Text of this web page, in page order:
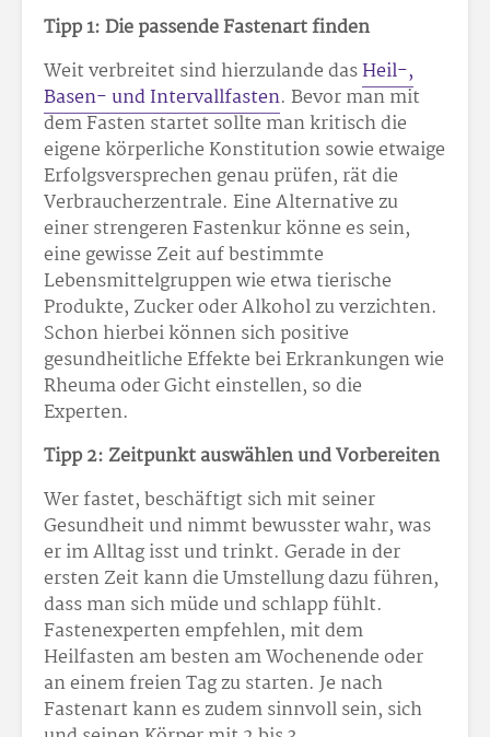
Tipp 1: Die passende Fastenart finden
Weit verbreitet sind hierzulande dasHeil-,
Basen- und Intervallfasten. Bevor man mit
dem Fasten startet sollte man kritisch die
eigene körperliche Konstitution sowie etwaige
Erfolgsversprechen genau prüfen, rät die
Verbraucherzentrale. Eine Alternative zu
einer strengeren Fastenkur könne es sein,
eine gewisse Zeit auf bestimmte
Lebensmittelgruppen wie etwa tierische
Produkte, Zucker oder Alkohol zu verzichten.
Schon hierbei können sich positive
gesundheitliche Effekte bei Erkrankungen wie
Rheuma oder Gicht einstellen, so die
Experten.
Tipp 2: Zeitpunkt auswählen und Vorbereiten
Wer fastet, beschäftigt sich mit seiner
Gesundheit und nimmt bewusster wahr, was
er im Alltag isst und trinkt. Gerade in der
ersten Zeit kann die Umstellung dazu führen,
dass man sich müde und schlapp fühlt.
Fastenexperten empfehlen, mit dem
Heilfasten am besten am Wochenende oder
an einem freien Tag zu starten. Je nach
Fastenart kann es zudem sinnvoll sein, sich